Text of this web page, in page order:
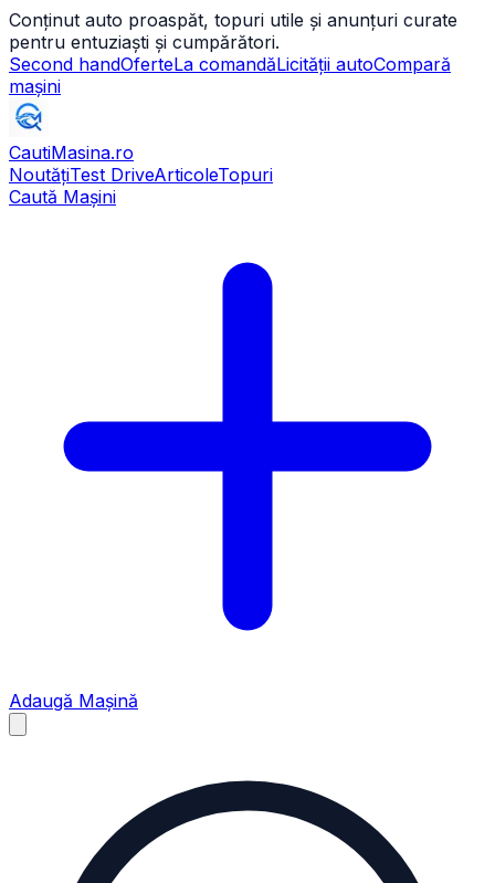
Conținut auto proaspăt, topuri utile și anunțuri curate
pentru entuziaști și cumpărători.
Second handOferteLa comandăLicității autoCompară
mașini
CautiMasina.ro
NoutățiTest DriveArticoleTopuri
Caută Mașini
Adaugă Mașină